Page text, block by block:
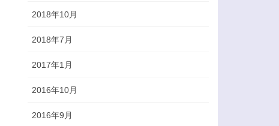
2018年10月
2018年7月
2017年1月
2016年10月
2016年9月